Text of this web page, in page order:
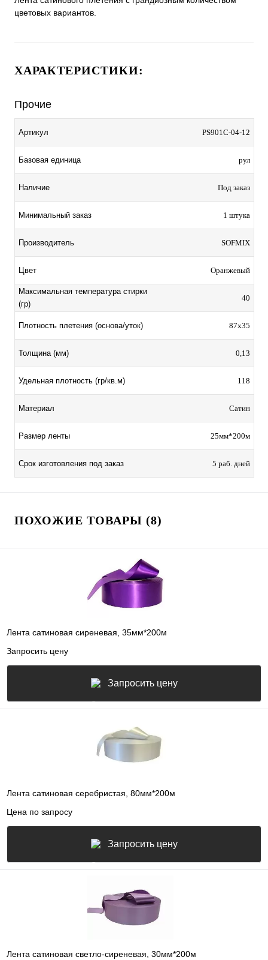
цветовых вариантов.
ХАРАКТЕРИСТИКИ:
Прочие
Артикул PS901C-04-12
Базовая единица рул
Наличие Под заказ
Минимальный заказ 1 штука
Производитель SOFMIX
Цвет Оранжевый
Максимальная температура стирки
(гр)
40
Плотность плетения (основа/уток) 87х35
Толщина (мм) 0,13
Удельная плотность (гр/кв.м) 118
Материал Сатин
Размер ленты 25мм*200м
Срок изготовления под заказ 5 раб. дней
ПОХОЖИЕ ТОВАРЫ (8)
Лента сатиновая сиреневая, 35мм*200м
Запросить цену
Запросить цену
Лента сатиновая серебристая, 80мм*200м
Цена по запросу
Запросить цену
Лента сатиновая светло-сиреневая, 30мм*200м